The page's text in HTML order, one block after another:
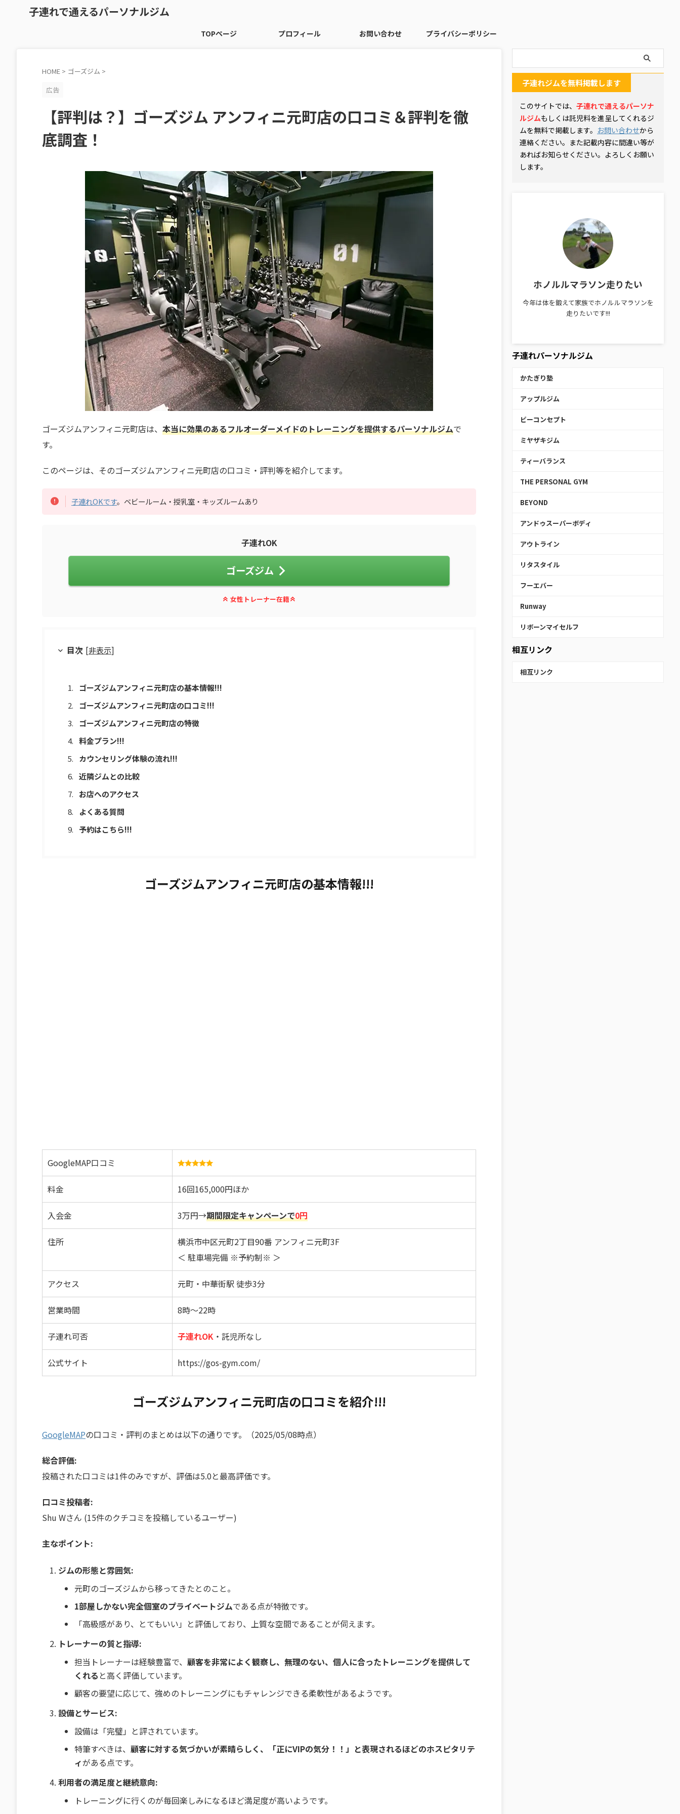
子連れで通えるパーソナルジム
TOPページ プロフィール お問い合わせ プライバシーポリシー
HOME > ゴーズジム >
広告
【評判は？】ゴーズジム アンフィニ元町店の口コミ＆評判を徹
底調査！
ゴーズジムアンフィニ元町店は、 本当に効果のあるフルオーダーメイドのトレーニングを提供するパーソナルジムで
す。
このページは、そのゴーズジムアンフィニ元町店の口コミ・評判等を紹介してます。
子連れOKです。ベビールーム・授乳室・キッズルームあり
子連れOK
ゴーズジム
女性トレーナー在籍
目次 [非表示]
ゴーズジムアンフィニ元町店の基本情報!!!
ゴーズジムアンフィニ元町店の口コミ!!!
ゴーズジムアンフィニ元町店の特徴
料金プラン!!!
カウンセリング体験の流れ!!!
近隣ジムとの比較
お店へのアクセス
よくある質問
予約はこちら!!!
ゴーズジムアンフィニ元町店の基本情報!!!
GoogleMAP口コミ
料金 16回165,000円ほか
入会金 3万円→期間限定キャンペーンで0円
住所
横浜市中区元町2丁目90番 アンフィニ元町3F
＜ 駐車場完備 ※予約制※ ＞
アクセス 元町・中華街駅 徒歩3分
営業時間 8時～22時
子連れ可否 子連れOK ・託児所なし
公式サイト https://gos-gym.com/
ゴーズジムアンフィニ元町店の口コミを紹介!!!
GoogleMAPの口コミ・評判のまとめは以下の通りです。（2025/05/08時点）
総合評価:
投稿された口コミは1件のみですが、評価は5.0と最高評価です。
口コミ投稿者:
Shu Wさん (15件のクチコミを投稿しているユーザー)
主なポイント:
ジムの形態と雰囲気:
元町のゴーズジムから移ってきたとのこと。
1部屋しかない完全個室のプライベートジムである点が特徴です。
「高級感があり、とてもいい」と評価しており、上質な空間であることが伺えます。
トレーナーの質と指導:
担当トレーナーは経験豊富で、 顧客を非常によく観察し、無理のない、個人に合ったトレーニングを提供して
くれる と高く評価しています。
顧客の要望に応じて、強めのトレーニングにもチャレンジできる柔軟性があるようです。
設備とサービス:
設備は「完璧」と評されています。
特筆すべきは、 顧客に対する気づかいが素晴らしく、「正にVIPの気分！！」と表現されるほどのホスピタリテ
ィがある点です。
利用者の満足度と継続意向:
トレーニングに行くのが毎回楽しみになるほど満足度が高いようです。
子連れジムを無料掲載します
このサイトでは、 子連れで通えるパーソナ
ルジムもしくは託児料を進呈してくれるジ
ムを無料で掲載します。 お問い合わせから
連絡ください。また記載内容に間違い等が
あればお知らせください。よろしくお願い
します。
ホノルルマラソン走りたい
今年は体を鍛えて家族でホノルルマラソンを
走りたいです!!!
子連れパーソナルジム
かたぎり塾
アップルジム
ビーコンセプト
ミヤザキジム
ティーバランス
THE PERSONAL GYM
BEYOND
アンドゥスーパーボディ
アウトライン
リタスタイル
フーエバー
Runway
リボーンマイセルフ
相互リンク
相互リンク